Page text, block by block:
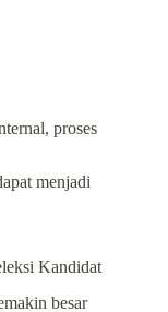
proses
menjadi
Kandidat
besar